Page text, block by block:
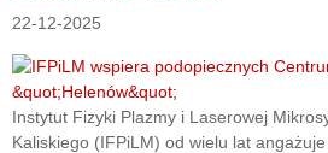
22-12-2025
Instytut Fizyki Plazmy i Laserowej
Kaliskiego (IFPiLM) od wielu lat angażuje